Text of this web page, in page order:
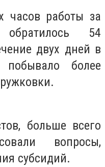
часов работы за
54
двух дней в
более
больше всего
вопросы,
субсидий.